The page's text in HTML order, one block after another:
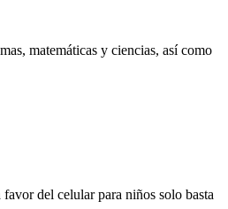
matemáticas y ciencias, así como
del celular para niños solo basta